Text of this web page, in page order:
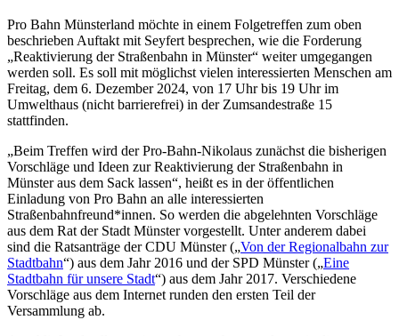
Pro Bahn Münsterland möchte in einem Folgetreffen zum oben
beschrieben Auftakt mit Seyfert besprechen, wie die Forderung
„Reaktivierung der Straßenbahn in Münster“ weiter umgegangen
werden soll. Es soll mit möglichst vielen interessierten Menschen am
Freitag, dem 6. Dezember 2024, von 17 Uhr bis 19 Uhr im
Umwelthaus (nicht barrierefrei) in der Zumsandestraße 15
stattfinden.
„Beim Treffen wird der Pro-Bahn-Nikolaus zunächst die bisherigen
Vorschläge und Ideen zur Reaktivierung der Straßenbahn in
Münster aus dem Sack lassen“, heißt es in der öffentlichen
Einladung von Pro Bahn an alle interessierten
Straßenbahnfreund*innen. So werden die abgelehnten Vorschläge
aus dem Rat der Stadt Münster vorgestellt. Unter anderem dabei
sind die Ratsanträge der CDU Münster („Von der Regionalbahn zur
Stadtbahn“) aus dem Jahr 2016 und der SPD Münster („Eine
Stadtbahn für unsere Stadt“) aus dem Jahr 2017. Verschiedene
Vorschläge aus dem Internet runden den ersten Teil der
Versammlung ab.